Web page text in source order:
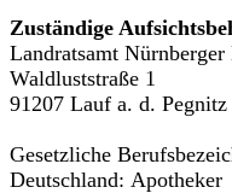
Zuständige
Landratsamt Nürnberger
Waldluststraße 1
91207 Lauf a. d. Pegnitz
Gesetzliche
Deutschland: Apotheker